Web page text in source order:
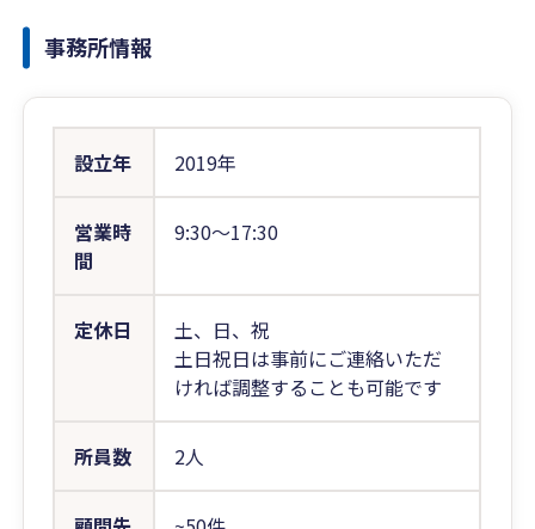
事務所情報
設立年 2019年
営業時
間
9:30〜17:30
定休日
土、日、祝
土日祝日は事前にご連絡いただ
ければ調整することも可能です
所員数 2人